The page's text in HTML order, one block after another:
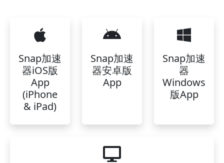
Snap加速
器iOS版
App
(iPhone
& iPad)
Snap加速
器安卓版
App
Snap加速
器
Windows
版App